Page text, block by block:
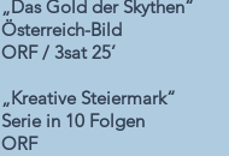
„Das Gold der Skythen“
Österreich-Bild
ORF / 3sat 25’
„Kreative Steiermark“
Serie in 10 Folgen
ORF